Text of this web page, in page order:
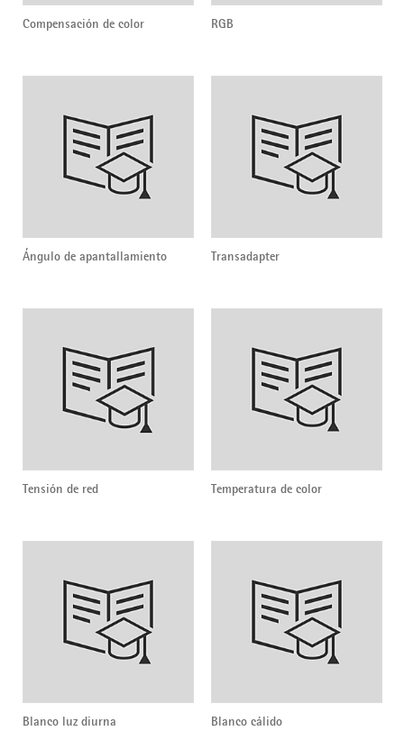
Compensación de color RGB
Ángulo de apantallamiento Transadapter
Tensión de red Temperatura de color
Blanco luz diurna Blanco cálido